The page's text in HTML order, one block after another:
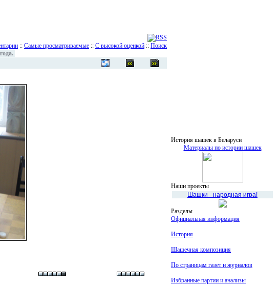
:: Самые просматриваемые :: С высокой оценкой :: Поиск
История шашек в Беларуси
Материалы по истории шашек
Наши проекты
Шашки - народная игра!
Разделы
Официальная информация
История
Шашечная композиция
По страницам газет и журналов
Избранные партии и анализы